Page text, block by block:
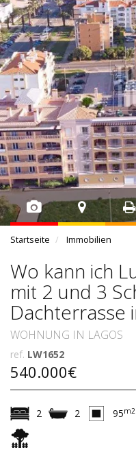
Startseite Immobilien
Wo kann ich
mit 2 und 3
Dachterrasse
WOHNUNG IN LAGOS
ref. LW1652
540.000€
2 2 95m2